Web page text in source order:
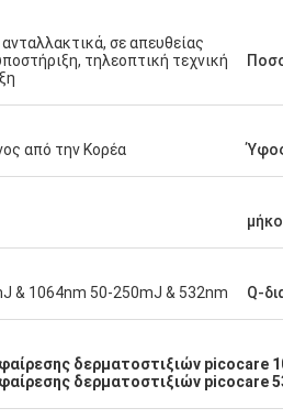
σε απευθείας
τηλεοπτική τεχνική
από την Κορέα
& 1064nm 50-250mJ & 532nm Q-
δερματοστιξιών picocare
δερματοστιξιών picocare